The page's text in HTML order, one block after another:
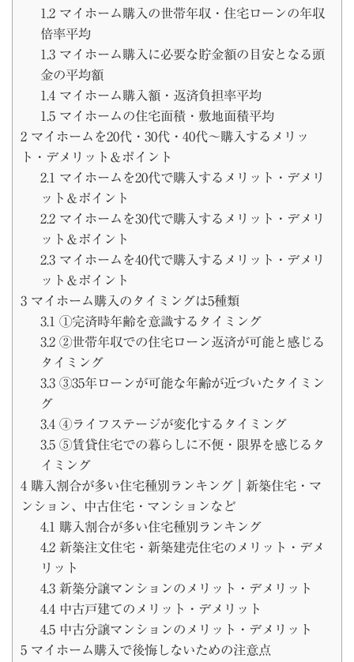
1.2マイホーム購入の世帯年収・住宅ローンの年収
倍率平均
1.3マイホーム購入に必要な貯金額の目安となる頭
金の平均額
1.4マイホーム購入額・返済負担率平均
1.5マイホームの住宅面積・敷地面積平均
2 マイホームを20代・30代・40代〜購入するメリッ
ト・デメリット＆ポイント
2.1
マイホームを20代で購入するメリット・デメリ
ット＆ポイント
2.2マイホームを30代で購入するメリット・デメリ
ット＆ポイント
2.3マイホームを40代で購入するメリット・デメリ
ット＆ポイント
3 マイホーム購入のタイミングは5種類
3.1 ①完済時年齢を意識するタイミング
3.2②世帯年収での住宅ローン返済が可能と感じる
タイミング
3.3③35年ローンが可能な年齢が近づいたタイミン
グ
3.4④ライフステージが変化するタイミング
3.5⑤賃貸住宅での暮らしに不便・限界を感じるタ
イミング
4 購入割合が多い住宅種別ランキング｜新築住宅・マ
ンション、中古住宅・マンションなど
4.1
購入割合が多い住宅種別ランキング
4.2新築注文住宅・新築建売住宅のメリット・デメ
リット
4.3新築分譲マンションのメリット・デメリット
4.4中古戸建てのメリット・デメリット
4.5中古分譲マンションのメリット・デメリット
5 マイホーム購入で後悔しないための注意点